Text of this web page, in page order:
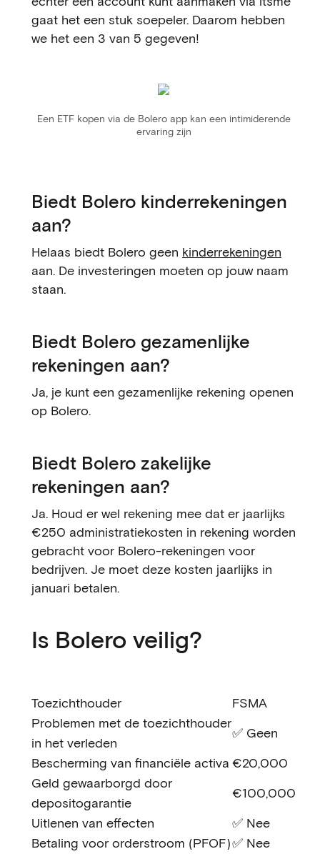
gaat het een stuk soepeler. Daarom hebben
we het een 3 van 5 gegeven!
Een ETF kopen via de Bolero app kan een intimiderende
ervaring zijn
Biedt Bolero kinderrekeningen
aan?
Helaas biedt Bolero geen kinderrekeningen
aan. De investeringen moeten op jouw naam
staan.
Biedt Bolero gezamenlijke
rekeningen aan?
Ja, je kunt een gezamenlijke rekening openen
op Bolero.
Biedt Bolero zakelijke
rekeningen aan?
Ja. Houd er wel rekening mee dat er jaarlijks
€250 administratiekosten in rekening worden
gebracht voor Bolero-rekeningen voor
bedrijven. Je moet deze kosten jaarlijks in
januari betalen.
Is Bolero veilig?
Toezichthouder
FSMA
Problemen met de toezichthouder
in het verleden
✅ Geen
Bescherming van financiële activa €20,000
Geld gewaarborgd door
depositogarantie
€100,000
Uitlenen van effecten
✅ Nee
Betaling voor orderstroom (PFOF)✅ Nee